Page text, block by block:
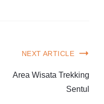
NEXT ARTICLE
Area Wisata Trekking
Sentul